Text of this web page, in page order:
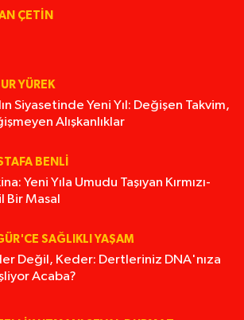
ÇETIN
YÜREK
Siyasetinde Yeni Yıl: Değişen Takvim,
Alışkanlıklar
BENLI
Yeni Yıla Umudu Taşıyan Kırmızı-
Bir Masal
SAĞLIKLI YAŞAM
Değil, Keder: Dertleriniz DNA'nıza
Acaba?